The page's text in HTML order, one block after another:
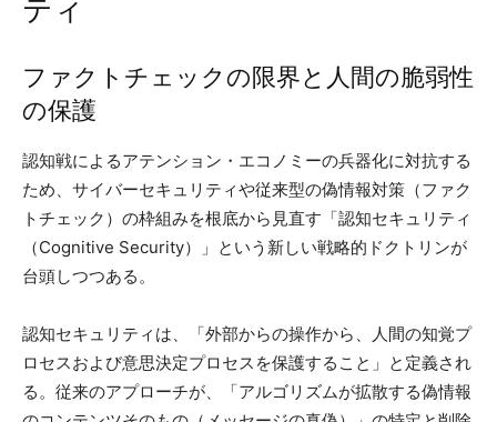
ティ
ファクトチェックの限界と人間の脆弱性
の保護
認知戦によるアテンション・エコノミーの兵器化に対抗する
ため、サイバーセキュリティや従来型の偽情報対策（ファク
トチェック）の枠組みを根底から見直す「認知セキュリティ
（Cognitive Security）」という新しい戦略的ドクトリンが
台頭しつつある。
認知セキュリティは、「外部からの操作から、人間の知覚プ
ロセスおよび意思決定プロセスを保護すること」と定義され
る。従来のアプローチが、「アルゴリズムが拡散する偽情報